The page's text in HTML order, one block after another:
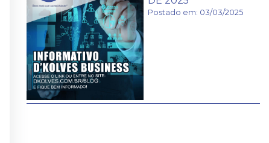
Postado em: 03/03/2025